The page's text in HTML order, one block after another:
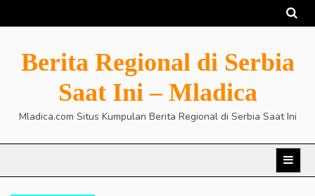
to
Berita Regional di Serbia
Saat Ini – Mladica
Mladica.com Situs Kumpulan Berita Regional di Serbia Saat Ini